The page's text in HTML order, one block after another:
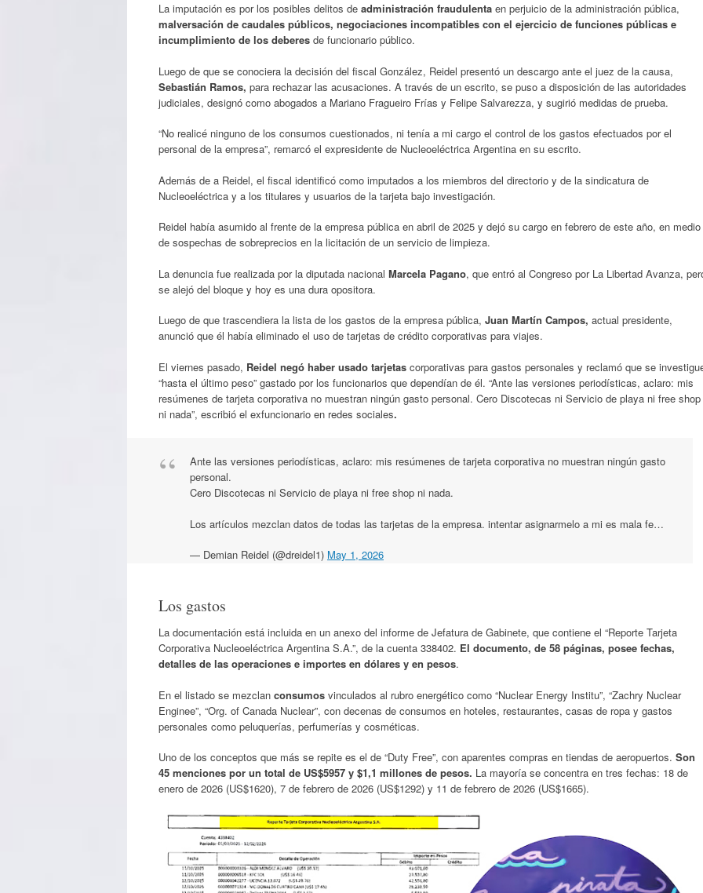
La imputación es por los posibles delitos de administración fraudulenta en perjuicio de la administración pública,
malversación de caudales públicos, negociaciones incompatibles con el ejercicio de funciones públicas e
incumplimiento de los deberes de funcionario público.
Luego de que se conociera la decisión del fiscal González, Reidel presentó un descargo ante el juez de la causa,
Sebastián Ramos, para rechazar las acusaciones. A través de un escrito, se puso a disposición de las autoridades
judiciales, designó como abogados a Mariano Fragueiro Frías y Felipe Salvarezza, y sugirió medidas de prueba.
“No realicé ninguno de los consumos cuestionados, ni tenía a mi cargo el control de los gastos efectuados por el
personal de la empresa”, remarcó el expresidente de Nucleoeléctrica Argentina en su escrito.
Además de a Reidel, el fiscal identificó como imputados a los miembros del directorio y de la sindicatura de
Nucleoeléctrica y a los titulares y usuarios de la tarjeta bajo investigación.
Reidel había asumido al frente de la empresa pública en abril de 2025 y dejó su cargo en febrero de este año, en medio
de sospechas de sobreprecios en la licitación de un servicio de limpieza.
La denuncia fue realizada por la diputada nacional Marcela Pagano, que entró al Congreso por La Libertad Avanza,
se alejó del bloque y hoy es una dura opositora.
Luego de que trascendiera la lista de los gastos de la empresa pública, Juan Martín Campos, actual presidente,
anunció que él había eliminado el uso de tarjetas de crédito corporativas para viajes.
El viernes pasado, Reidel negó haber usado tarjetas corporativas para gastos personales y reclamó que se
“hasta el último peso” gastado por los funcionarios que dependían de él. “Ante las versiones periodísticas, aclaro: mis
resúmenes de tarjeta corporativa no muestran ningún gasto personal. Cero Discotecas ni Servicio de playa ni free shop
ni nada”, escribió el exfuncionario en redes sociales.
Ante las versiones periodísticas, aclaro: mis resúmenes de tarjeta corporativa no muestran ningún gasto
personal.
Cero Discotecas ni Servicio de playa ni free shop ni nada.
Los artículos mezclan datos de todas las tarjetas de la empresa. intentar asignarmelo a mi es mala fe…
— Demian Reidel (@dreidel1) May 1, 2026
Los gastos
La documentación está incluida en un anexo del informe de Jefatura de Gabinete, que contiene el “Reporte Tarjeta
Corporativa Nucleoeléctrica Argentina S.A.”, de la cuenta 338402. El documento, de 58 páginas, posee fechas,
detalles de las operaciones e importes en dólares y en pesos.
En el listado se mezclan consumos vinculados al rubro energético como “Nuclear Energy Institu”, “Zachry Nuclear
Enginee”, “Org. of Canada Nuclear”, con decenas de consumos en hoteles, restaurantes, casas de ropa y gastos
personales como peluquerías, perfumerías y cosméticas.
Uno de los conceptos que más se repite es el de “Duty Free”, con aparentes compras en tiendas de aeropuertos. Son
45 menciones por un total de US$5957 y $1,1 millones de pesos. La mayoría se concentra en tres fechas: 18 de
enero de 2026 (US$1620), 7 de febrero de 2026 (US$1292) y 11 de febrero de 2026 (US$1665).